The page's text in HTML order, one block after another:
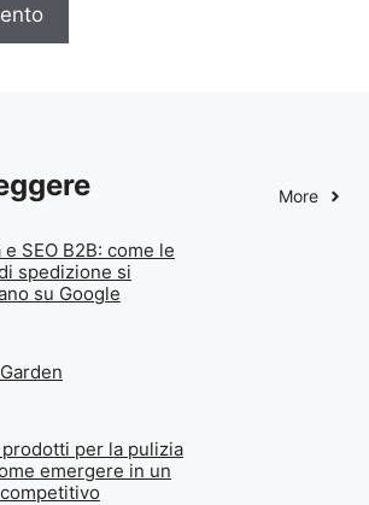
More
SEO B2B: come le
spedizione si
su Google
per la pulizia
emergere in un